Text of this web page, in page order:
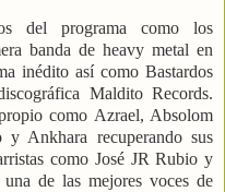
del programa como los
banda de heavy metal en
inédito así como Bastardos
Maldito Records.
como Azrael, Absolom
Ankhara recuperando sus
como José JR Rubio y
de las mejores voces de